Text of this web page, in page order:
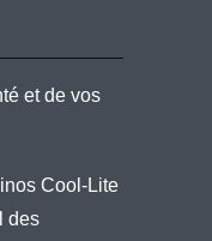
et de vos
Cool-Lite
des